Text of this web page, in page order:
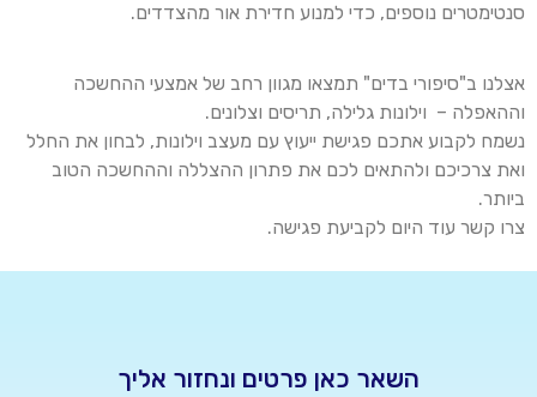
סנטימטרים נוספים, כדי למנוע חדירת אור מהצדדים.
אצלנו ב"סיפורי בדים" תמצאו מגוון רחב של אמצעי ההחשכה
וההאפלה – וילונות גלילה, תריסים וצלונים.
נשמח לקבוע אתכם פגישת ייעוץ עם מעצב וילונות, לבחון את החלל
ואת צרכיכם ולהתאים לכם את פתרון ההצללה וההחשכה הטוב
ביותר.
צרו קשר עוד היום לקביעת פגישה.
השאר כאן פרטים ונחזור אליך